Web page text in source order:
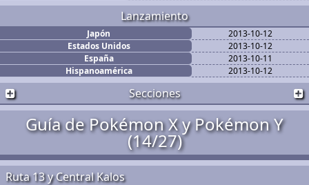
Lanzamiento
Japón
2013-10-12
Estados Unidos
2013-10-12
España
2013-10-11
Hispanoamérica
2013-10-12
Secciones
Guía de Pokémon X y Pokémon Y
(14/27)
Ruta 13 y Central Kalos